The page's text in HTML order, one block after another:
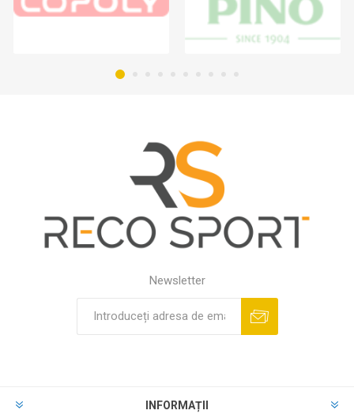
Newsletter
INFORMAȚII